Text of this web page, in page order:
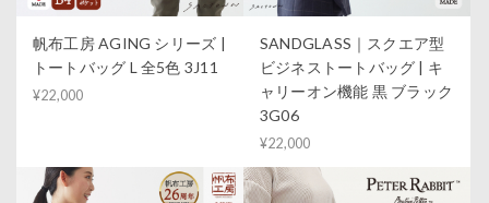
帆布工房 AGING シリーズ |
トートバッグ L 全5色 3J11
¥22,000
SANDGLASS｜スクエア型
ビジネストートバッグ | キ
ャリーオン機能 黒 ブラック
3G06
¥22,000